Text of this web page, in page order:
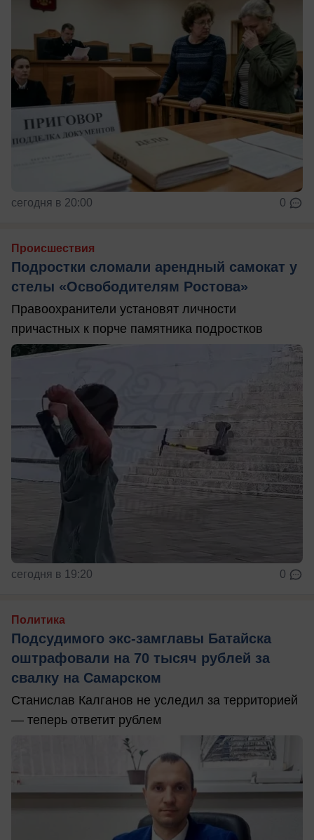
сегодня в 20:00 0
Происшествия
Подростки сломали арендный самокат у
стелы «Освободителям Ростова»
Правоохранители установят личности
причастных к порче памятника подростков
сегодня в 19:20 0
Политика
Подсудимого экс-замглавы Батайска
оштрафовали на 70 тысяч рублей за
свалку на Самарском
Станислав Калганов не уследил за территорией
— теперь ответит рублем